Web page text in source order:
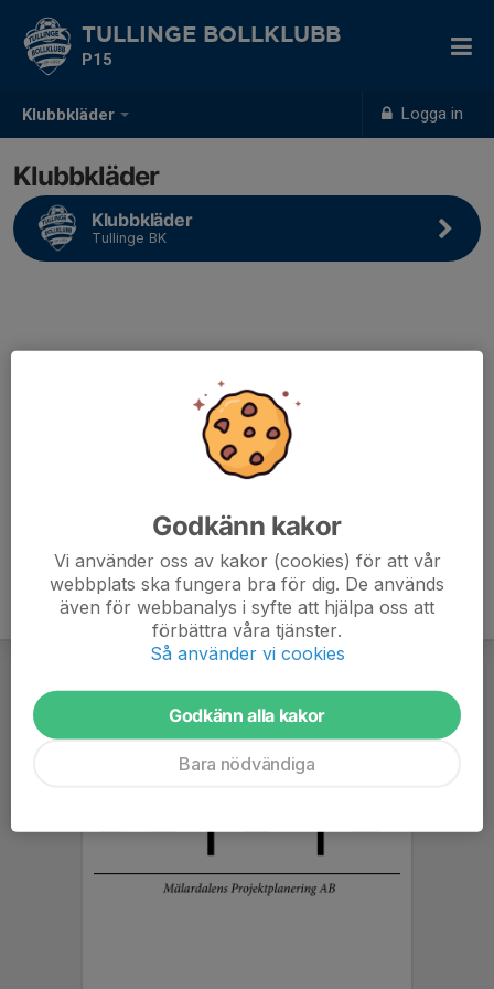
Klubbkläder Logga in
TULLINGE BOLLKLUBB
P15
Klubbkläder
Klubbkläder
Tullinge BK
Godkänn kakor
Vi använder oss av kakor (cookies) för att vår
webbplats ska fungera bra för dig. De används
även för webbanalys i syfte att hjälpa oss att
förbättra våra tjänster.
Så använder vi cookies
Godkänn alla kakor
Bara nödvändiga